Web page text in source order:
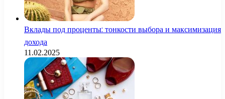
Вклады под проценты: тонкости выбора и максимизация
дохода
11.02.2025